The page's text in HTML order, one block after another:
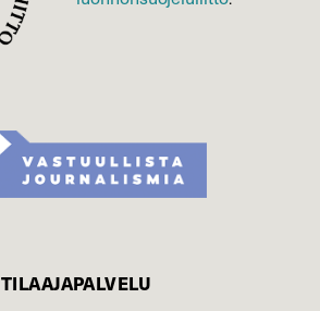
TILAAJAPALVELU